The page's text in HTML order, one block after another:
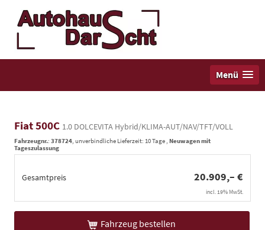
Menü
Fiat 500C 1.0 DOLCEVITA Hybrid/KLIMA-AUT/NAV/TFT/VOLL
Fahrzeugnr.: 378724 , unverbindliche Lieferzeit: 10 Tage Neuwagen mit
Tageszulassung
Gesamtpreis 20.909,– €
incl. 19% MwSt.
Fahrzeug bestellen